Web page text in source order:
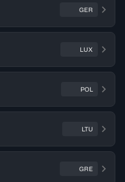
GER
LUX
POL
LTU
GRE